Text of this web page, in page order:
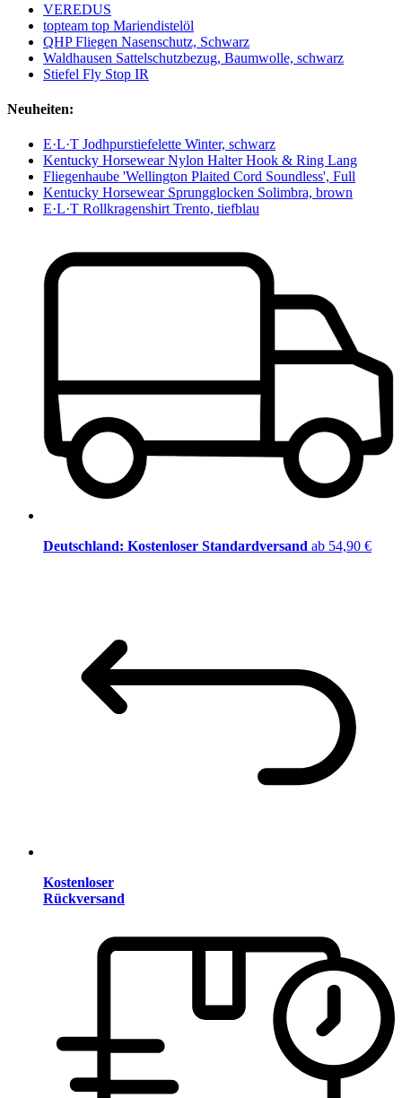
VEREDUS
topteam top Mariendistelöl
QHP Fliegen Nasenschutz, Schwarz
Waldhausen Sattelschutzbezug, Baumwolle, schwarz
Stiefel Fly Stop IR
Neuheiten:
E·L·T Jodhpurstiefelette Winter, schwarz
Kentucky Horsewear Nylon Halter Hook & Ring Lang
Fliegenhaube 'Wellington Plaited Cord Soundless', Full
Kentucky Horsewear Sprungglocken Solimbra, brown
E·L·T Rollkragenshirt Trento, tiefblau
Deutschland: Kostenloser Standardversand ab 54,90 €
Kostenloser
Rückversand